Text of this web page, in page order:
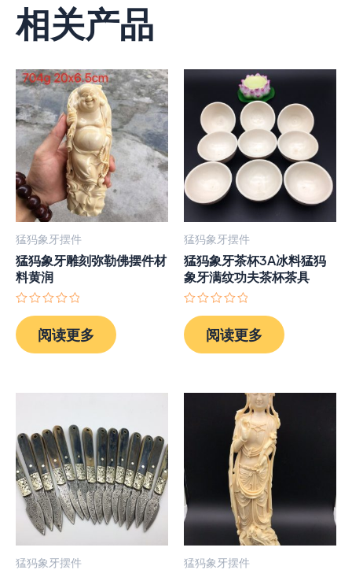
相关产品
猛犸象牙摆件
猛犸象牙雕刻弥勒佛摆件材
料黄润
分
0
&sol;
阅读更多
猛犸象牙摆件
猛犸象牙茶杯3A冰料猛犸
象牙满纹功夫茶杯茶具
分
0
&sol;
阅读更多
猛犸象牙摆件 猛犸象牙摆件